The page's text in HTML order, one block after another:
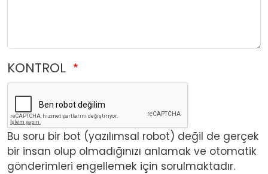
KONTROL
Bu soru bir bot (yazılımsal robot) değil de gerçek
bir insan olup olmadığınızı anlamak ve otomatik
gönderimleri engellemek için sorulmaktadır.